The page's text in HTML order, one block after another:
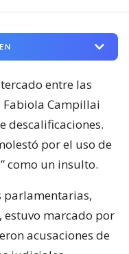
entre las
Fabiola Campillai
descalificaciones.
por el uso de
como un insulto.
parlamentarias,
marcado por
acusaciones de